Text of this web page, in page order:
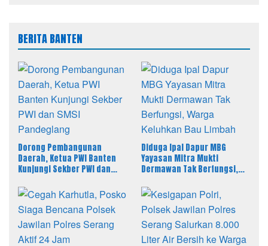
BERITA BANTEN
Dorong Pembangunan
Daerah, Ketua PWI Banten
Kunjungi Sekber PWI dan
Diduga Ipal Dapur MBG
Yayasan Mitra Mukti
Dermawan Tak Berfungsi,